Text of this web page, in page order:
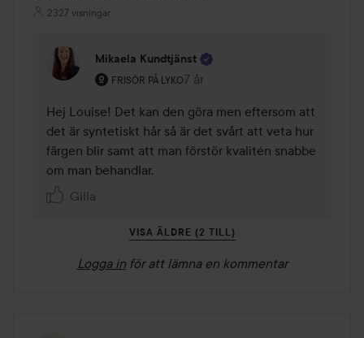
2327 visningar
Mikaela Kundtjänst
FRISÖR PÅ LYKO
Användarens roll: Frisör på Lyko.
7 år
Kommentaren lades 7 år
Hej Louise! Det kan den göra men eftersom att
det är syntetiskt hår så är det svårt att veta hur
färgen blir samt att man förstör kvalitén snabbe
om man behandlar.
Gilla
VISA ÄLDRE (2 TILL)
Logga in för att lämna en kommentar